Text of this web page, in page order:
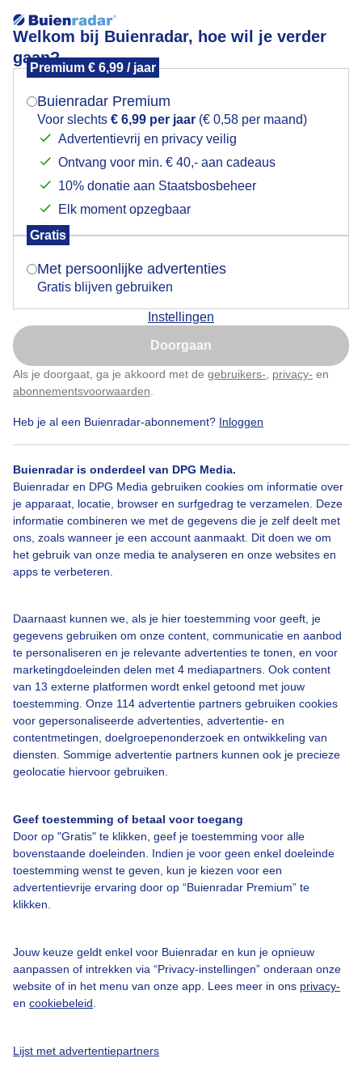
Welkom bij Buienradar, hoe wil je verder
gaan?
Premium € 6,99 / jaar
Buienradar Premium
Voor slechts € 6,99 per jaar (€ 0,58 per maand)
Advertentievrij en privacy veilig
Ontvang voor min. € 40,- aan cadeaus
10% donatie aan Staatsbosbeheer
Elk moment opzegbaar
Gratis
Met persoonlijke advertenties
Gratis blijven gebruiken
Instellingen
Doorgaan
Als je doorgaat, ga je akkoord met de gebruikers- privacy- en
abonnementsvoorwaarden
Heb je al een Buienradar-abonnement? Inloggen
Buienradar is onderdeel van DPG Media.
Buienradar en DPG Media gebruiken cookies om informatie over
je apparaat, locatie, browser en surfgedrag te verzamelen. Deze
informatie combineren we met de gegevens die je zelf deelt met
ons, zoals wanneer je een account aanmaakt. Dit doen we om
het gebruik van onze media te analyseren en onze websites en
apps te verbeteren.
Daarnaast kunnen we, als je hier toestemming voor geeft, je
gegevens gebruiken om onze content, communicatie en aanbod
te personaliseren en je relevante advertenties te tonen, en voor
marketingdoeleinden delen met 4 mediapartners. Ook content
van 13 externe platformen wordt enkel getoond met jouw
toestemming. Onze 114 advertentie partners gebruiken cookies
voor gepersonaliseerde advertenties, advertentie- en
contentmetingen, doelgroepenonderzoek en ontwikkeling van
diensten. Sommige advertentie partners kunnen ook je precieze
geolocatie hiervoor gebruiken.
Geef toestemming of betaal voor toegang
Door op "Gratis" te klikken, geef je toestemming voor alle
bovenstaande doeleinden. Indien je voor geen enkel doeleinde
toestemming wenst te geven, kun je kiezen voor een
advertentievrije ervaring door op “Buienradar Premium” te
klikken.
Jouw keuze geldt enkel voor Buienradar en kun je opnieuw
aanpassen of intrekken via “Privacy-instellingen” onderaan onze
website of in het menu van onze app. Lees meer in ons privacy-
en cookiebeleid
Lijst met advertentiepartners
Tropisch warm verkoeling in het zwembad
Door: ria brasser Gemaakt: 14-06-2026, 46x bekeken
Een moment geduld aub...
Over Buienradar
Bedrijfsgegevens
Veelgestelde vragen
Contact
Gebruikersvoorwaarden
Adverteren
Buienradar Team
Privacy beleid
Privacy instellingen
Gratis weerdata
Buienradar
Mogen we je locatie gebruiken voor het
Indien je hier nog geen akkoord op hebt gegeven,
verschijnt er zo een pop-up uit je browser waarin
Is goed, toon de popup
Nu niet, misschien later
Klik hierom dit aan te passen